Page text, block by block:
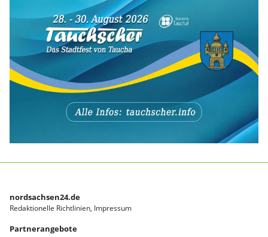
nordsachsen24.de
Redaktionelle Richtlinien Impressum
Partnerangebote